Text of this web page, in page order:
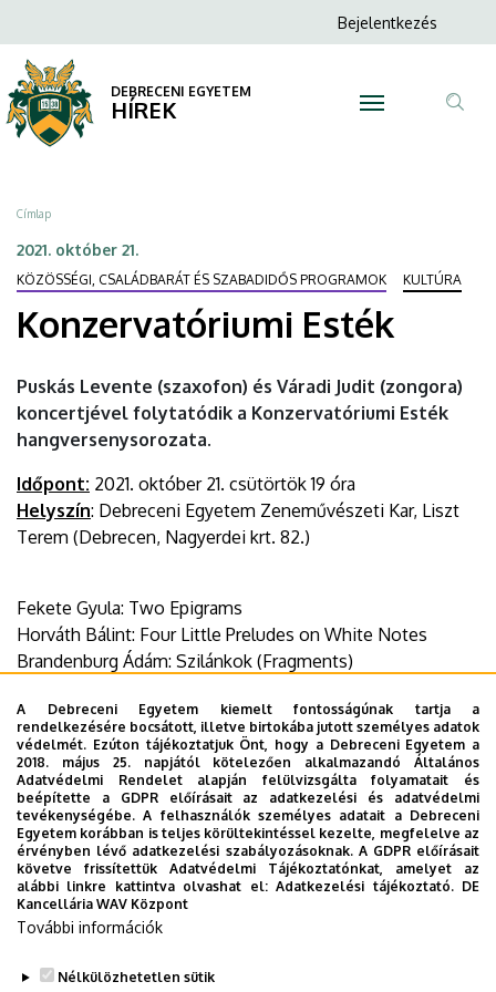
Esték
|
DEBRECENI
EGYETEM
a
tartalomra
Anonim
menüje
Bejelentkezés
DEBRECENI EGYETEM
HÍREK
Morzsa
Címlap
2021. október 21.
KÖZÖSSÉGI, CSALÁDBARÁT ÉS SZABADIDŐS PROGRAMOK KULTÚRA
Konzervatóriumi Esték
Puskás Levente (szaxofon) és Váradi Judit (zongora)
koncertjével folytatódik a Konzervatóriumi Esték
hangversenysorozata.
Időpont: 2021. október 21. csütörtök 19 óra
Helyszín: Debreceni Egyetem Zeneművészeti Kar, Liszt
Terem (Debrecen, Nagyerdei krt. 82.)
Fekete Gyula: Two Epigrams
Horváth Bálint: Four Little Preludes on White Notes
Brandenburg Ádám: Szilánkok (Fragments)
Tűzkő Csaba: Páratlan ritmusban
Hollós Máté: Balladuo
Kovács Zoltán: Rapszódia szaxofonra és zongorára.
Hommage á George Gershwin
Dokumentumok
musorfuzet_ke_2021-22.2_0.pdf (205.31 KB)
Last update: 2021. 11. 22. 14:22
A Debreceni Egyetem kiemelt fontosságúnak tartja a
rendelkezésére bocsátott, illetve birtokába jutott személyes adatok
védelmét. Ezúton tájékoztatjuk Önt, hogy a Debreceni Egyetem a
2018. május 25. napjától kötelezően alkalmazandó Általános
Adatvédelmi Rendelet alapján felülvizsgálta folyamatait és
beépítette a GDPR előírásait az adatkezelési és adatvédelmi
tevékenységébe. A felhasználók személyes adatait a Debreceni
Egyetem korábban is teljes körültekintéssel kezelte, megfelelve az
érvényben lévő adatkezelési szabályozásoknak. A GDPR előírásait
követve frissítettük Adatvédelmi Tájékoztatónkat, amelyet az
alábbi linkre kattintva olvashat el:Adatkezelési tájékoztató. DE
Kancellária WAV Központ
További információk
Nélkülözhetetlen sütik